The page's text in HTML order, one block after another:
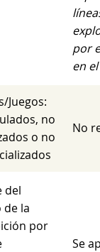
por
en
Juegos:
no
o no
No
del
de la
por
Se